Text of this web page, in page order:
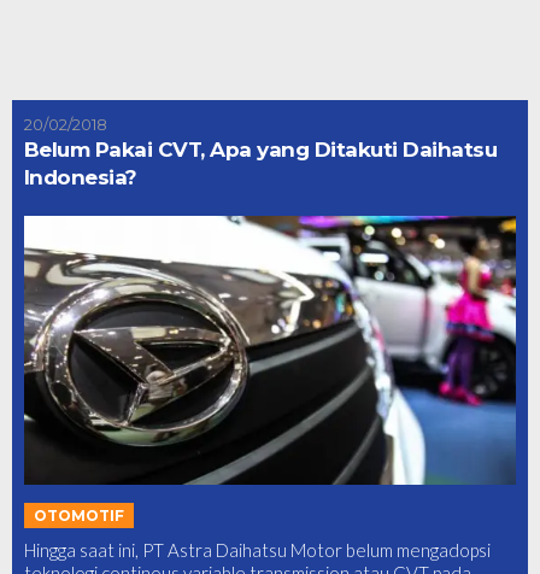
20/02/2018
Belum Pakai CVT, Apa yang Ditakuti Daihatsu
Indonesia?
OTOMOTIF
Hingga saat ini, PT Astra Daihatsu Motor belum mengadopsi